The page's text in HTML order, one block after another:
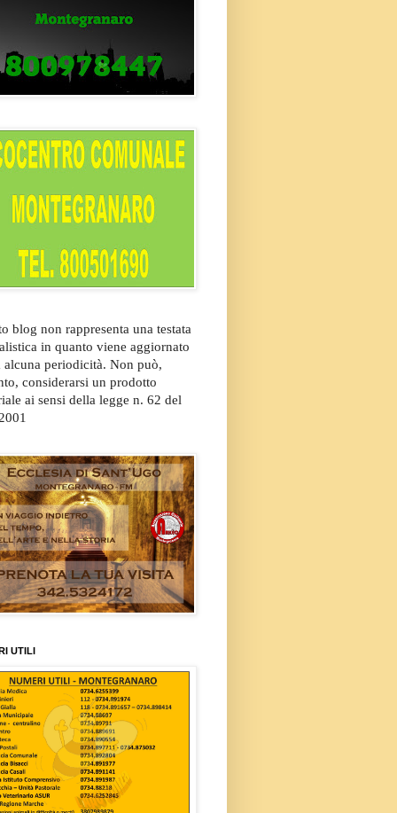
blog non rappresenta una testata
in quanto viene aggiornato
alcuna periodicità. Non può,
considerarsi un prodotto
ai sensi della legge n. 62 del
UTILI